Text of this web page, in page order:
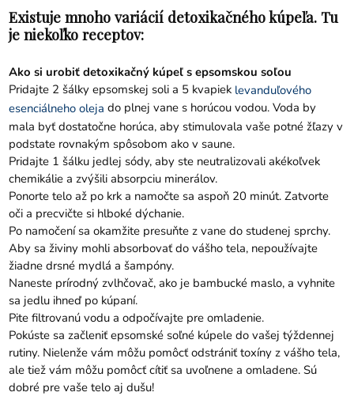
Existuje mnoho variácií detoxikačného kúpeľa. Tu
je niekoľko receptov:
Ako si urobiť detoxikačný kúpeľ s epsomskou soľou
Pridajte 2 šálky epsomskej soli a 5 kvapiek levanduľového
esenciálneho oleja do plnej vane s horúcou vodou. Voda by
mala byť dostatočne horúca, aby stimulovala vaše potné žľazy v
podstate rovnakým spôsobom ako v saune.
Pridajte 1 šálku jedlej sódy, aby ste neutralizovali akékoľvek
chemikálie a zvýšili absorpciu minerálov.
Ponorte telo až po krk a namočte sa aspoň 20 minút. Zatvorte
oči a precvičte si hlboké dýchanie.
Po namočení sa okamžite presuňte z vane do studenej sprchy.
Aby sa živiny mohli absorbovať do vášho tela, nepoužívajte
žiadne drsné mydlá a šampóny.
Naneste prírodný zvlhčovač, ako je bambucké maslo, a vyhnite
sa jedlu ihneď po kúpaní.
Pite filtrovanú vodu a odpočívajte pre omladenie.
Pokúste sa začleniť epsomské soľné kúpele do vašej týždennej
rutiny. Nielenže vám môžu pomôcť odstrániť toxíny z vášho tela,
ale tiež vám môžu pomôcť cítiť sa uvoľnene a omladene. Sú
dobré pre vaše telo aj dušu!